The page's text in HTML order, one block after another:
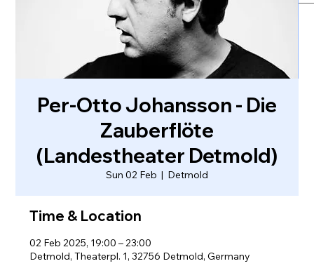
Per-Otto Johansson - Die
Zauberflöte
(Landestheater Detmold)
Sun 02 Feb
  |
Detmold
Time & Location
02 Feb 2025, 19:00 – 23:00
Detmold, Theaterpl. 1, 32756 Detmold, Germany